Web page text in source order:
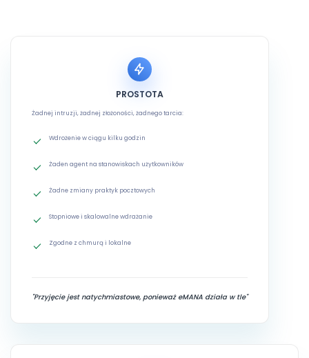
PROSTOTA
Żadnej intruzji, żadnej złożoności, żadnego tarcia:
Wdrożenie w ciągu kilku godzin
Żaden agent na stanowiskach użytkowników
Żadne zmiany praktyk pocztowych
Stopniowe i skalowalne wdrażanie
Zgodne z chmurą i lokalne
"Przyjęcie jest natychmiastowe, ponieważ eMANA działa w tle"